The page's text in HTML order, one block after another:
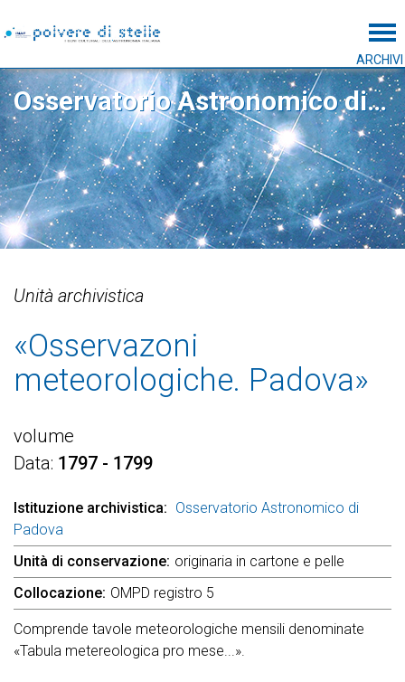
ARCHIVI
Osservatorio Astronomico di Padova
Unità archivistica
«Osservazoni
meteorologiche. Padova»
volume
Data 1797 - 1799
Istituzione archivistica
Osservatorio Astronomico di
Padova
Unità di conservazione originaria in cartone e pelle
Collocazione OMPD registro 5
Comprende tavole meteorologiche mensili denominate
«Tabula metereologica pro mese...».